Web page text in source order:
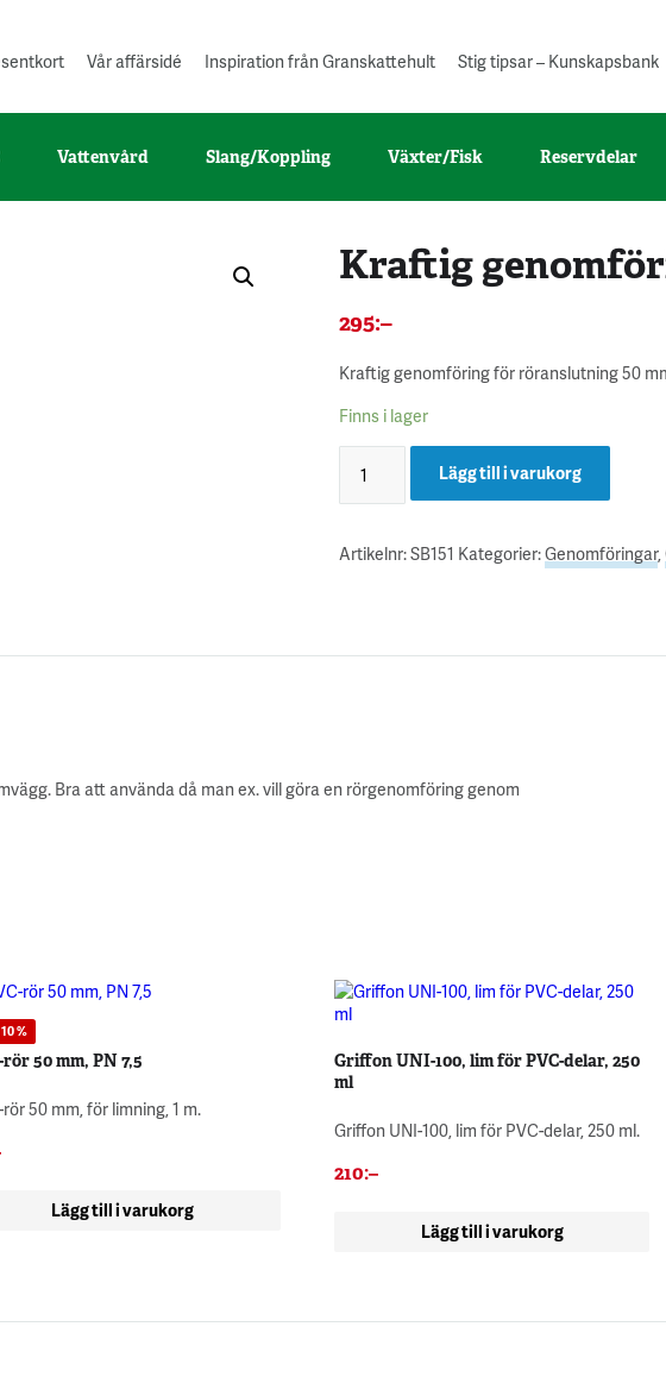
Vår affärsidé Inspiration från Granskattehult Stig tipsar – Kunskapsbank
Vattenvård Slang/Koppling Växter/Fisk Reservdelar
Kraftig
295:–
Kraftig genomföring för röranslutning 50
Finns i lager
Lägg till i varukorg
Artikelnr:SB151 Kategorier:Genomföringar,
Bra att använda då man ex. vill göra en rörgenomföring genom
%
rör 50 mm, PN 7,5
rör 50 mm, för limning, 1 m.
Lägg till i varukorg
Griffon UNI-100, lim för PVC-delar, 250
ml
Griffon UNI-100, lim för PVC-delar, 250 ml.
210:–
Lägg till i varukorg